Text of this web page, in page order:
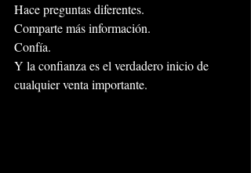
Hace preguntas diferentes.
Comparte más información.
Confía.
Y la confianza es el verdadero inicio de
cualquier venta importante.